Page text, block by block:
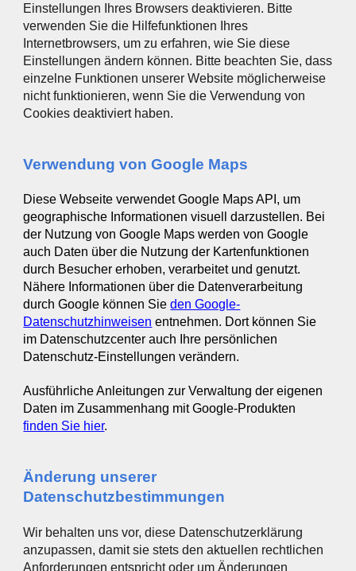
Einstellungen Ihres Browsers deaktivieren. Bitte
verwenden Sie die Hilfefunktionen Ihres
Internetbrowsers, um zu erfahren, wie Sie diese
Einstellungen ändern können. Bitte beachten Sie, dass
einzelne Funktionen unserer Website möglicherweise
nicht funktionieren, wenn Sie die Verwendung von
Cookies deaktiviert haben.
Verwendung von Google Maps
Diese Webseite verwendet Google Maps API, um
geographische Informationen visuell darzustellen. Bei
der Nutzung von Google Maps werden von Google
auch Daten über die Nutzung der Kartenfunktionen
durch Besucher erhoben, verarbeitet und genutzt.
Nähere Informationen über die Datenverarbeitung
durch Google können Sieden Google-
Datenschutzhinweisen entnehmen. Dort können Sie
im Datenschutzcenter auch Ihre persönlichen
Datenschutz-Einstellungen verändern.
Ausführliche Anleitungen zur Verwaltung der eigenen
Daten im Zusammenhang mit Google-Produkten
finden Sie hier.
Änderung unserer
Datenschutzbestimmungen
Wir behalten uns vor, diese Datenschutzerklärung
anzupassen, damit sie stets den aktuellen rechtlichen
Anforderungen entspricht oder um Änderungen